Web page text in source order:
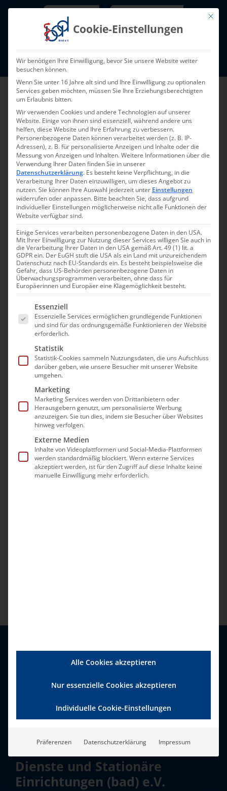
Skip
Fort- und Weiterbildung I Termine
Zurück
Neujahrsempfang
Veranstaltungen
Hinweis
Es wurden keine Ergebnisse gefunden.
Such-
und
Suche
Anstehende
Datum
auswählen.
VorherigeVeranstaltungen
Heute
Nächste
Kalender abonnieren
Bundesverband Ambulante
Dienste und Stationäre
Einrichtungen (bad) e.V.
Mit
Cookie-Einstellungen
Wir benötigen Ihre Einwilligung, bevor Sie unsere Website weiter
besuchen können.
Wenn Sie unter 16 Jahre alt sind und Ihre Einwilligung zu optionalen
Services geben möchten, müssen Sie Ihre Erziehungsberechtigten
um Erlaubnis bitten.
Wir verwenden Cookies und andere Technologien auf unserer
Website. Einige von ihnen sind essenziell, während andere uns
helfen, diese Website und Ihre Erfahrung zu verbessern.
Personenbezogene Daten können verarbeitet werden (z. B. IP-
Adressen), z. B. für personalisierte Anzeigen und Inhalte oder die
Messung von Anzeigen und Inhalten.Weitere Informationen über die
Verwendung Ihrer Daten finden Sie in unserer
Datenschutzerklärung. Es besteht keine Verpflichtung, in die
Verarbeitung Ihrer Daten einzuwilligen, um dieses Angebot zu
nutzen.Sie können Ihre Auswahl jederzeit unter Einstellungen
widerrufen oder anpassen. Bitte beachten Sie, dass aufgrund
individueller Einstellungen möglicherweise nicht alle Funktionen der
Website verfügbar sind.
Einige Services verarbeiten personenbezogene Daten in den USA.
Mit Ihrer Einwilligung zur Nutzung dieser Services willigen Sie auch in
die Verarbeitung Ihrer Daten in den USA gemäß Art. 49 (1) lit. a
GDPR ein. Der EuGH stuft die USA als ein Land mit unzureichendem
Datenschutz nach EU-Standards ein. Es besteht beispielsweise die
Gefahr, dass US-Behörden personenbezogene Daten in
Überwachungsprogrammen verarbeiten, ohne dass für
Europäerinnen und Europäer eine Klagemöglichkeit besteht.
Es folgt eine Liste der Service-Gruppen, für die
Essenziell
Essenzielle Services ermöglichen grundlegende Funktionen
und sind für das ordnungsgemäße Funktionieren der Website
erforderlich.
Statistik
Statistik-Cookies sammeln Nutzungsdaten, die uns Aufschluss
darüber geben, wie unsere Besucher mit unserer Website
umgehen.
Marketing
Marketing Services werden von Drittanbietern oder
Herausgebern genutzt, um personalisierte Werbung
anzuzeigen. Sie tun dies, indem sie Besucher über Websites
hinweg verfolgen.
Externe Medien
Inhalte von Videoplattformen und Social-Media-Plattformen
werden standardmäßig blockiert. Wenn externe Services
akzeptiert werden, ist für den Zugriff auf diese Inhalte keine
manuelle Einwilligung mehr erforderlich.
Alle Cookies akzeptieren
Nur essenzielle Cookies akzeptieren
Individuelle Cookie-Einstellungen
Präferenzen Datenschutzerklärung Impressum